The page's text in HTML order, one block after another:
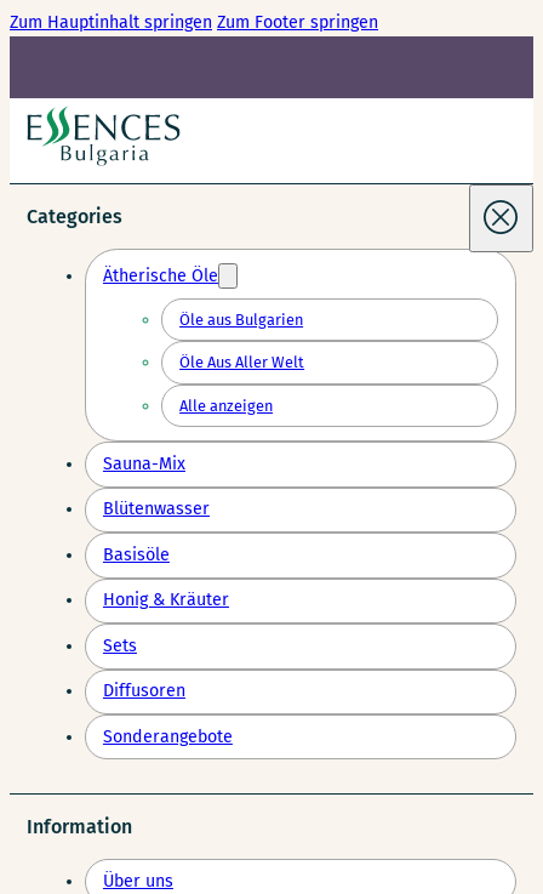
Zum Hauptinhalt springen Zum Footer springen
Categories
Ätherische Öle
Öle aus Bulgarien
Öle Aus Aller Welt
Alle anzeigen
Sauna-Mix
Blütenwasser
Basisöle
Honig & Kräuter
Sets
Diffusoren
Sonderangebote
Information
Über uns